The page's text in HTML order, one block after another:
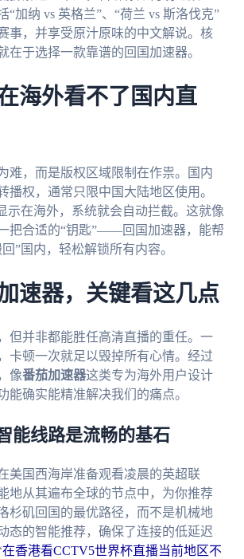
“加纳 vs 英格兰”、“荷兰 vs 斯洛伐克”
事，并享受原汁原味的中文解说。核
在于选择一款靠谱的回国加速器。
海外看不了国内直
难，而是版权区域限制在作祟。国内
播权，通常只限中国大陆地区使用。
示在海外，系统就会自动拦截。这就像
把合适的“钥匙”——回国加速器，能帮
”国内，轻松解锁所有内容。
速器，关键看这几点
但并非都能胜任高清直播的重任。一
卡顿一次就足以毁掉所有心情。经过
像番茄加速器这类专为海外用户设计
能确实能精准解决我们的痛点。
能线路是流畅的基石
美国西海岸准备观看凌晨的英超联
地从其遍布全球的节点中，为你推荐
杉矶回国的最优路径，而不是机械地
态的智能推荐，确保了连接的低延迟
在香港看CCTV5世界杯直播当前地区不